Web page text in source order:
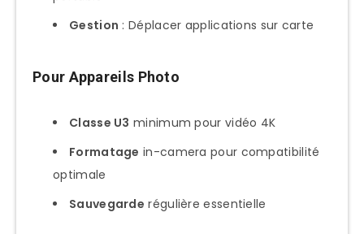
Gestion : Déplacer applications sur carte
Pour Appareils Photo
Classe U3 minimum pour vidéo 4K
Formatage in-camera pour compatibilité
optimale
Sauvegarde régulière essentielle